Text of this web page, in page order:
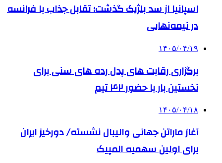
اسپانیا از سد بلژیک گذشت؛ تقابل جذاب با فرانسه
در نیمه‌نهایی
۱۴۰۵/۰۴/۱۹
برگزاری رقابت های پدل رده های سنی برای
نخستین بار با حضور ۴۲ تیم
۱۴۰۵/۰۴/۱۸
آغاز ماراتن جهانی والیبال نشسته/ دورخیز ایران
برای اولین سهمیه المپیک